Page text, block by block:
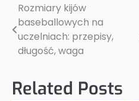
Post
navigation
Rozmiary kijów
baseballowych na
uczelniach: przepisy,
długość, waga
Related Posts